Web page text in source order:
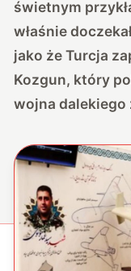
świetnym
właśnie
jako że Turcja
Kozgun, który
wojna dalekiego